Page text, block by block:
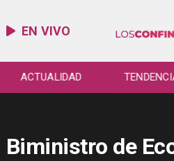
EN VIVO
ACTUALIDAD
Biministro de